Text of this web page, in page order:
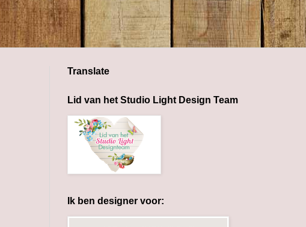
Translate
Lid van het Studio Light Design Team
Ik ben designer voor: